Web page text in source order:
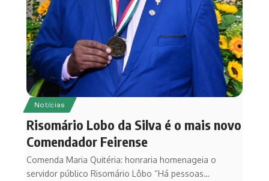
Notícias
Risomário Lobo da Silva é o mais novo
Comendador Feirense
Comenda Maria Quitéria: honraria homenageia o
servidor público Risomário Lôbo “Há pessoas…